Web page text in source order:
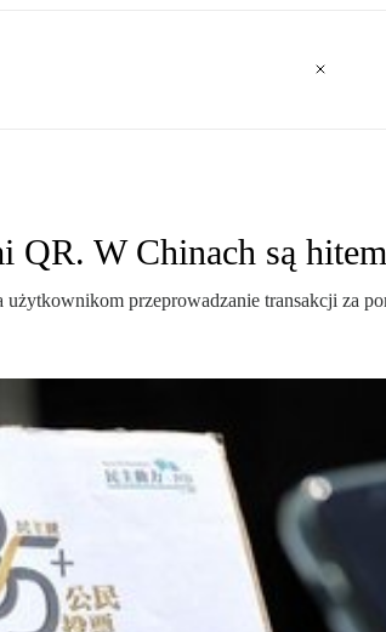
QR. W Chinach są hitem
przeprowadzanie transakcji za